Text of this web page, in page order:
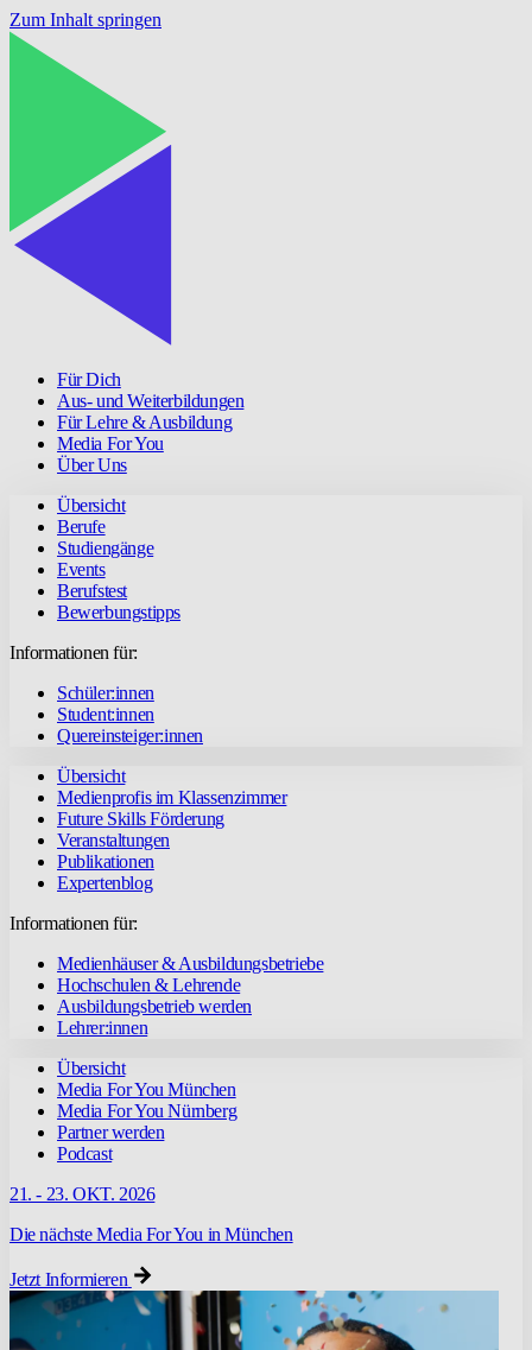
Zum Inhalt springen
Für Dich
Aus- und Weiterbildungen
Für Lehre & Ausbildung
Media For You
Über Uns
Übersicht
Berufe
Studiengänge
Events
Berufstest
Bewerbungstipps
Informationen für:
Schüler:innen
Student:innen
Quereinsteiger:innen
Übersicht
Medienprofis im Klassenzimmer
Future Skills Förderung
Veranstaltungen
Publikationen
Expertenblog
Informationen für:
Medienhäuser & Ausbildungsbetriebe
Hochschulen & Lehrende
Ausbildungsbetrieb werden
Lehrer:innen
Übersicht
Media For You München
Media For You Nürnberg
Partner werden
Podcast
21. - 23. OKT. 2026
Die nächste Media For You in München
Jetzt Informieren